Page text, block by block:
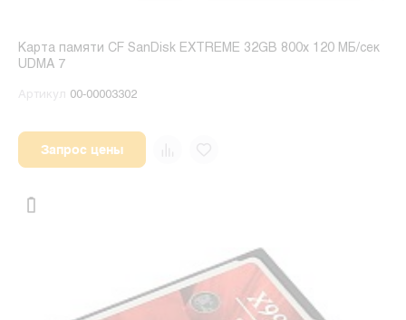
Карта памяти CF SanDisk EXTREME 32GB 800x 120 МБ/сек
UDMA 7
Артикул 00-00003302
Запрос цены